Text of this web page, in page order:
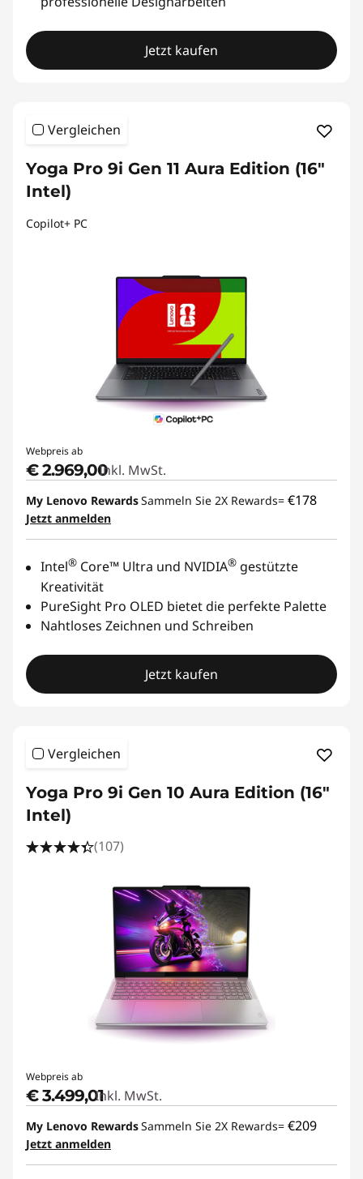
Jetzt kaufen
Vergleichen
Yoga Pro 9i Gen 11 Aura Edition (16″
Intel)
Copilot+ PC
Webpreis ab
€ 2.969,00Inkl. MwSt.
My Lenovo RewardsSammeln Sie 2X Rewards= €178
Jetzt anmelden
Intel® Core™ Ultra und NVIDIA® gestützte
Kreativität
PureSight Pro OLED bietet die perfekte Palette
Nahtloses Zeichnen und Schreiben
Jetzt kaufen
Vergleichen
Yoga Pro 9i Gen 10 Aura Edition (16"
Intel)
(107)
Webpreis ab
€ 3.499,01Inkl. MwSt.
My Lenovo RewardsSammeln Sie 2X Rewards= €209
Jetzt anmelden